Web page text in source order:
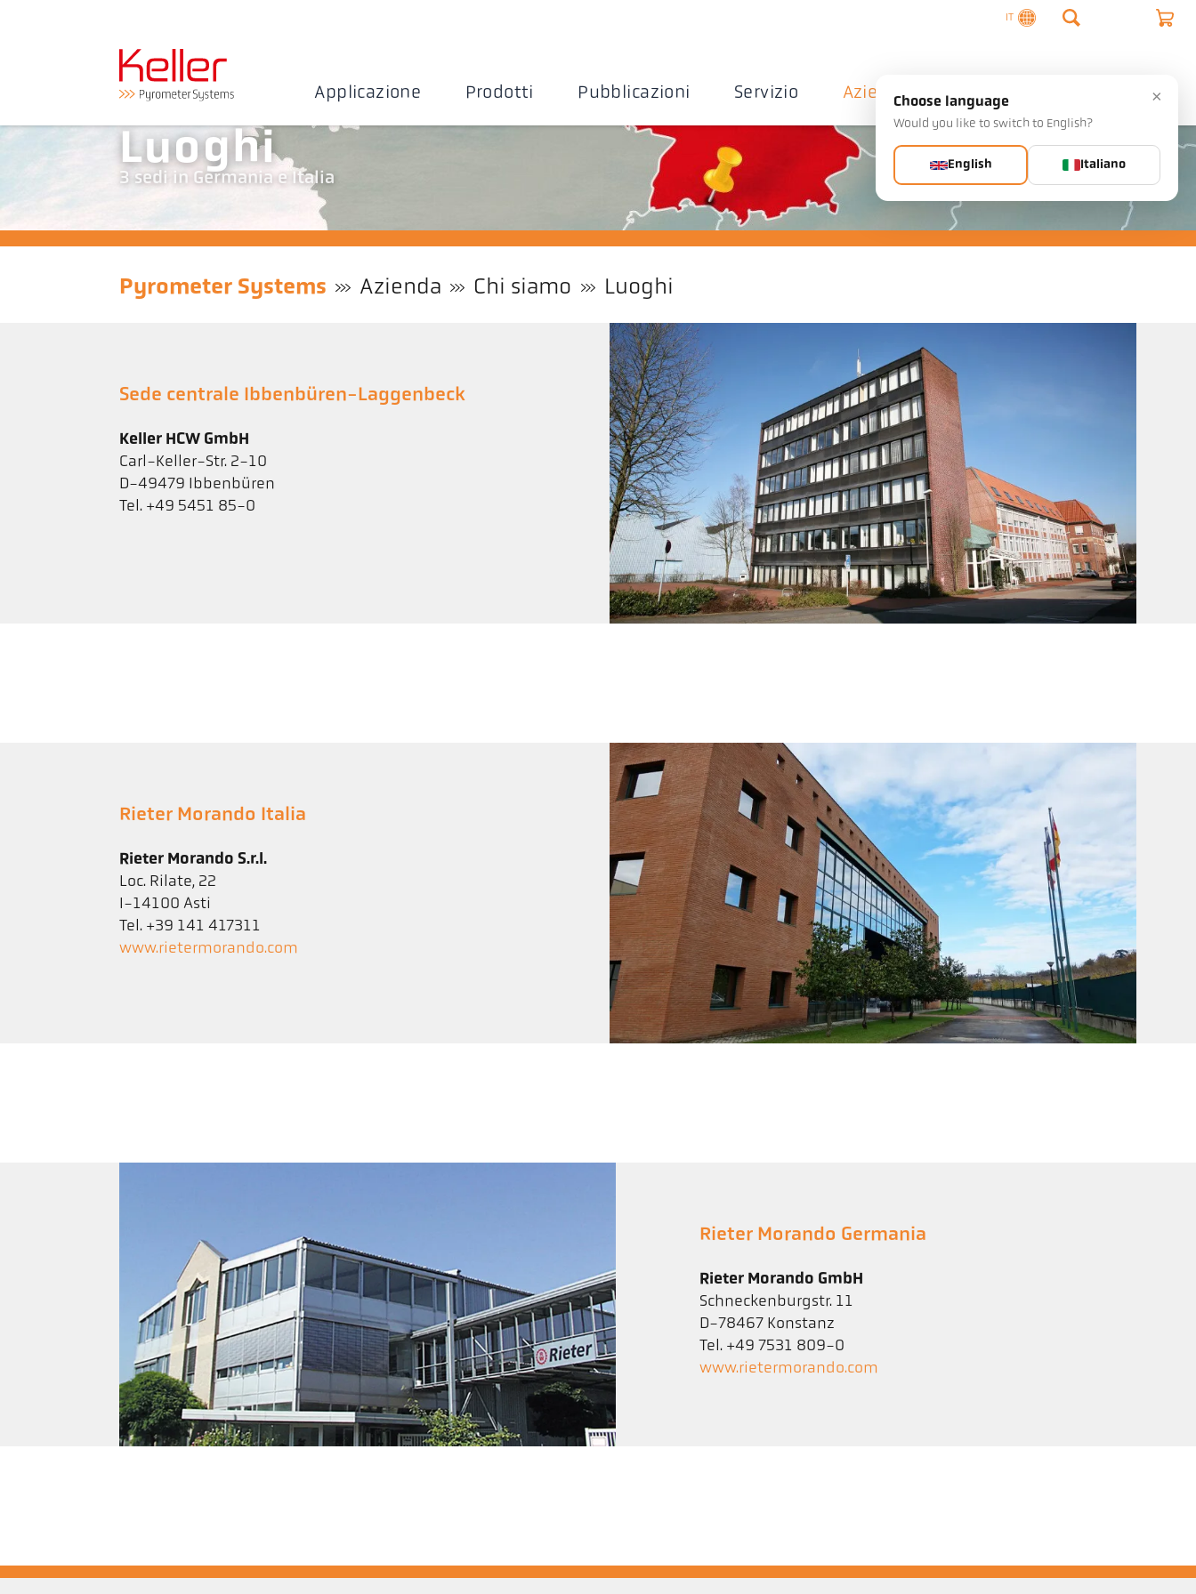
IT
Applicazione Prodotti Pubblicazioni Servizio Azienda Contatto
Luoghi
3 sedi in Germania e Italia
Pyrometer Systems Azienda Chi siamo Luoghi
Sede centrale Ibbenbüren-Laggenbeck
Keller HCW GmbH
Carl-Keller-Str. 2-10
D-49479 Ibbenbüren
Tel. +49 5451 85-0
Rieter Morando Italia
Rieter Morando S.r.l.
Loc. Rilate, 22
I-14100 Asti
Tel. +39 141 417311
www.rietermorando.com
Rieter Morando Germania
Rieter Morando GmbH
Schneckenburgstr. 11
D-78467 Konstanz
Tel. +49 7531 809-0
www.rietermorando.com
×
Choose language
Would you like to switch to English?
English Italiano